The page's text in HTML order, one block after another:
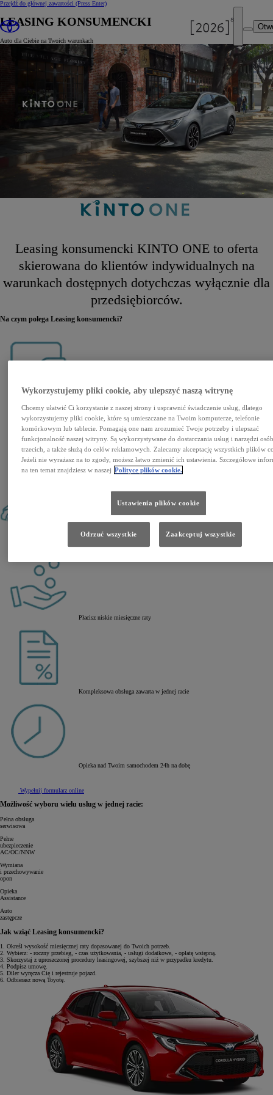
Przejdź do głównej zawartości (Press Enter)
LEASING KONSUMENCKI
Auto dla Ciebie na Twoich warunkach
Leasing konsumencki KINTO ONE to oferta
skierowana do klientów indywidualnych na
warunkach dostępnych dotychczas wyłącznie dla
przedsiębiorców.
Na czym polega Leasing konsumencki?
Umowa leasingowa na okres od 24 do 48 miesięcy
Płacisz niskie miesięczne raty
Kompleksowa obsługa zawarta w jednej racie
Opieka nad Twoim samochodem 24h na dobę
Wypełnij formularz online
Możliwość wyboru wielu usług w jednej racie:
Pełna obsługa
serwisowa
Pełne
ubezpieczenie
AC/OC/NNW
Wymiana
i przechowywanie
opon
Opieka
Assistance
Auto
zastępcze
Jak wziąć Leasing konsumencki?
1. Określ wysokość miesięcznej raty dopasowanej do Twoich potrzeb.
2. Wybierz: - roczny przebieg, - czas użytkowania, - usługi dodatkowe, - opłatę wstępną.
3. Skorzystaj z uproszczonej procedury leasingowej, szybszej niż w przypadku kredytu.
4. Podpisz umowę.
5. Diler wyręcza Cię i rejestruje pojazd.
6. Odbierasz nową Toyotę.
Wykorzystujemy pliki cookie, aby ulepszyć naszą witrynę
Chcemy ułatwić Ci korzystanie z naszej strony i usprawnić świadczenie usług, dlatego
wykorzystujemy pliki cookie, które są umieszczane na Twoim komputerze, telefonie
komórkowym lub tablecie. Pomagają one nam zrozumieć Twoje potrzeby i ulepszać
funkcjonalność naszej witryny. Są wykorzystywane do dostarczania usług i narzędzi osób
trzecich, a także służą do celów reklamowych. Zalecamy akceptację wszystkich plików
Jeżeli nie wyrażasz na to zgody, możesz łatwo zmienić ich ustawienia. Szczegółowe
na ten temat znajdziesz w naszej Polityce plików cookie.
Ustawienia plików cookie
Odrzuć wszystkie Zaakceptuj wszystkie